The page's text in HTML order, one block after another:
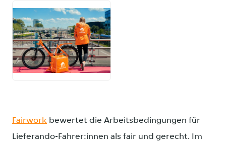
JPG
Fairwork bewertet die Arbeitsbedingungen für
Lieferando-Fahrer:innen als fair und gerecht. Im